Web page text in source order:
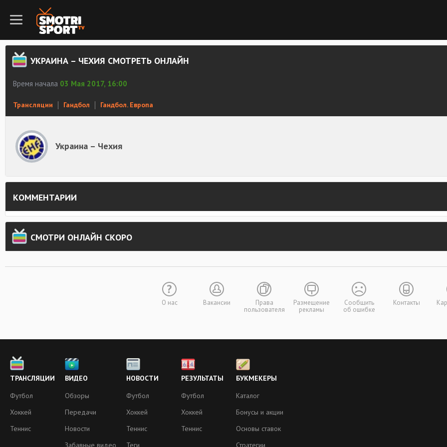
УКРАИНА – ЧЕХИЯ СМОТРЕТЬ ОНЛАЙН
Время начала 03 Мая 2017, 16:00
Трансляции Гандбол Гандбол. Европа
Украина – Чехия
КОММЕНТАРИИ
СМОТРИ ОНЛАЙН СКОРО
О нас Вакансии
Права
пользователя
Размещение
рекламы
Сообщить
об ошибке
Контакты
ТРАНСЛЯЦИИ
Футбол
Хоккей
Теннис
ВИДЕО
Обзоры
Передачи
Новости
Забавные видео
НОВОСТИ
Футбол
Хоккей
Теннис
Теги
РЕЗУЛЬТАТЫ
Футбол
Хоккей
Теннис
БУКМЕКЕРЫ
Каталог
Бонусы и акции
Основы ставок
Стратегии